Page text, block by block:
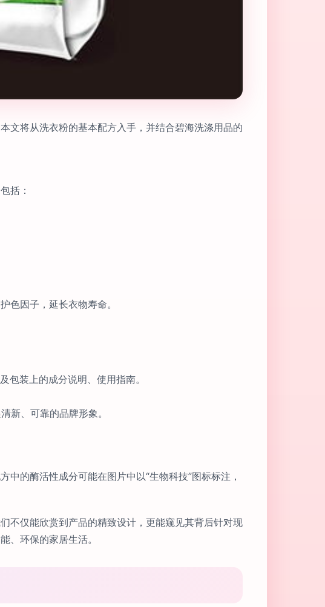
文将从洗衣粉的基本配方入手，并结合碧海洗涤用品的
括：
色因子，延长衣物寿命。
包装上的成分说明、使用指南。
新、可靠的品牌形象。
的酶活性成分可能在图片中以“生物科技”图标标注，
不仅能欣赏到产品的精致设计，更能窥见其背后针对现
、环保的家居生活。